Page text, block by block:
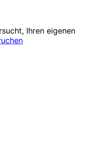
Ihren eigenen